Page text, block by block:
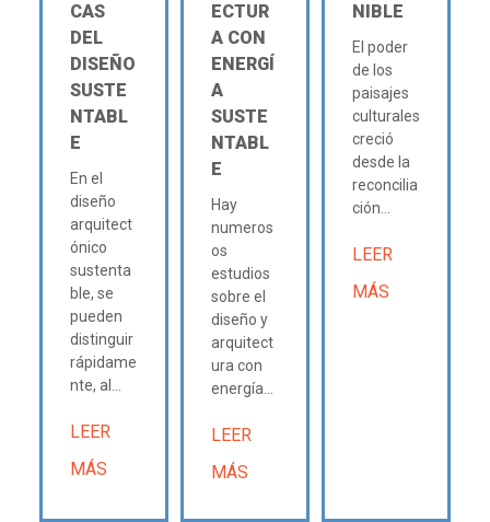
CAS
DEL
DISEÑO
SUSTE
NTABL
E
En el
diseño
arquitect
ónico
sustenta
ble, se
pueden
distinguir
rápidame
nte, al...
LEER
MÁS
ECTUR
A CON
ENERGÍ
A
SUSTE
NTABL
E
Hay
numeros
os
estudios
sobre el
diseño y
arquitect
ura con
energía...
LEER
MÁS
NIBLE
El poder
de los
paisajes
culturales
creció
desde la
reconcilia
ción...
LEER
MÁS